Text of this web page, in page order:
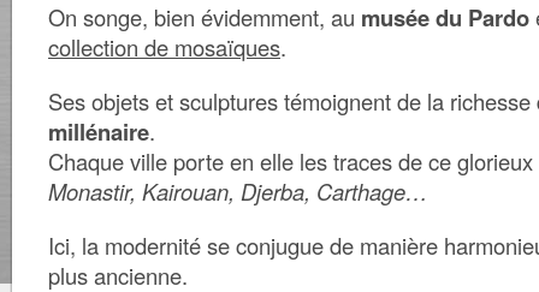
On songe, bien évidemment, au musée du Pardo
collection de mosaïques.
Ses objets et sculptures témoignent de la richesse
millénaire.
Chaque ville porte en elle les traces de ce
Monastir, Kairouan, Djerba, Carthage…
Ici, la modernité se conjugue de manière
plus ancienne.